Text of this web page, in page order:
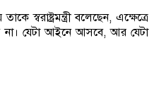
স্বরাষ্ট্রমন্ত্রী বলেছেন, এক্ষেত্রে
যেটা আইনে আসবে, আর যেটা